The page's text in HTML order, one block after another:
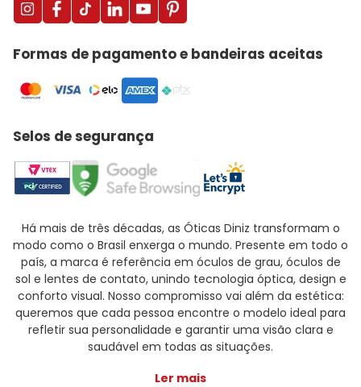
Formas de pagamento e bandeiras aceitas
Selos de segurança
Há mais de três décadas, as Óticas Diniz transformam o
modo como o Brasil enxerga o mundo. Presente em todo o
país, a marca é referência em óculos de grau, óculos de
sol e lentes de contato, unindo tecnologia óptica, design e
conforto visual. Nosso compromisso vai além da estética:
queremos que cada pessoa encontre o modelo ideal para
refletir sua personalidade e garantir uma visão clara e
saudável em todas as situações.
Ler mais